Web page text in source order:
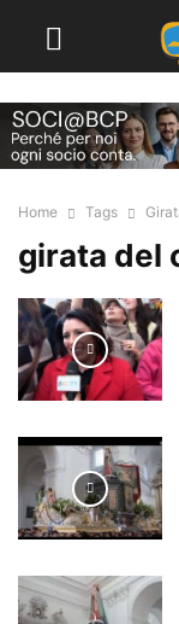
Home Tags
girata del